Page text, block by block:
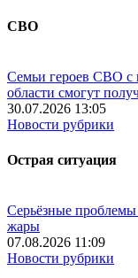
СВО
Семьи героев СВО с
области смогут
30.07.2026 13:05
Новости рубрики
Острая ситуация
Серьёзные проблемы
жары
07.08.2026 11:09
Новости рубрики